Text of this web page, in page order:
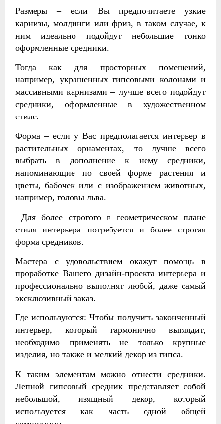
Размеры – если Вы предпочитаете узкие
карнизы, молдинги или фриз, в таком случае, к
ним идеально подойдут небольшие тонко
оформленные средники.
Тогда как для просторных помещений,
например, украшенных гипсовыми колонами и
массивными карнизами – лучше всего подойдут
средники, оформленные в художественном
стиле.
Форма – если у Вас предполагается интерьер в
растительных орнаментах, то лучше всего
выбрать в дополнение к нему средники,
напоминающие по своей форме растения и
цветы, бабочек или с изображением животных,
например, головы льва.
Для более строгого в геометрическом плане
стиля интерьера потребуется и более строгая
форма средников.
Мастера с удовольствием окажут помощь в
проработке Вашего дизайн-проекта интерьера и
профессионально выполнят любой, даже самый
эксклюзивный заказ.
Где используются: Чтобы получить законченный
интерьер, который гармонично выглядит,
необходимо применять не только крупные
изделия, но также и мелкий декор из гипса.
К таким элементам можно отнести средники.
Лепной гипсовый средник представляет собой
небольшой, изящный декор, который
используется как часть одной общей